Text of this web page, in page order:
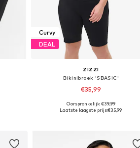
Curvy
DEAL
ZIZZI
Bikinibroek 'SBASIC'
€35,99
Beschikbaar in vele maten
Oorspronkelijk: €39,99
Laatste laagste prijs:€35,99